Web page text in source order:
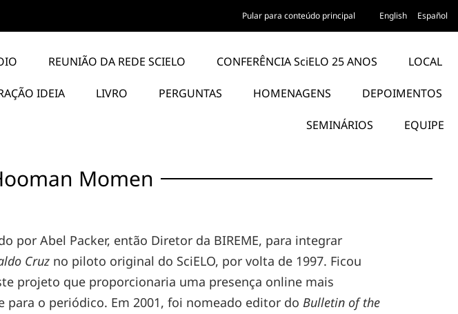
Pular para conteúdo principal English Español
REUNIÃO DA REDE SCIELO CONFERÊNCIA SciELO 25 ANOS LOCAL
IDEIA LIVRO PERGUNTAS HOMENAGENS DEPOIMENTOS
SEMINÁRIOS EQUIPE
Momen
por Abel Packer, então Diretor da BIREME, para integrar
Cruz no piloto original do SciELO, por volta de 1997. Ficou
projeto que proporcionaria uma presença online mais
para o periódico. Em 2001, foi nomeado editor doBulletin of the